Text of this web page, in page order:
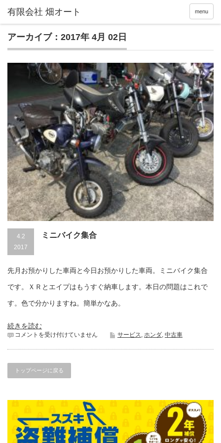
menu
アーカイブ：2017年 4月 02日
4.2
2017
ミニバイク集合
先月お預かりした車両と今日お預かりした車両。ミニバイク集合
です。ＸＲとエイプはもうすぐ納車します。本日の問題はこれで
す。色で分かりますね。簡単かなあ。
続きを読む
ミ
バ
ク
コメントを受け付けていません サービス, ホンダ, 中古車
トップページに戻る